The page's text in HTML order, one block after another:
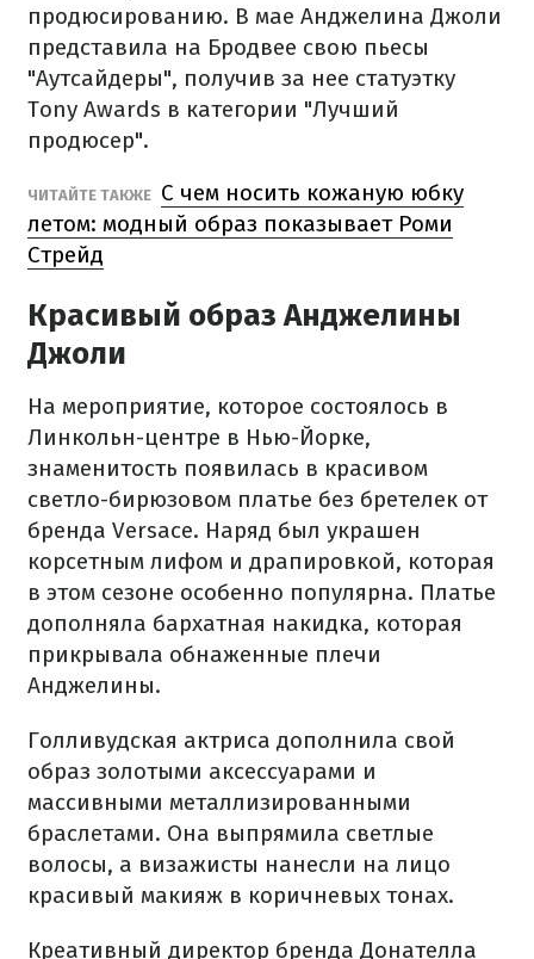
продюсированию. В мае Анджелина Джоли
представила на Бродвее свою пьесы
"Аутсайдеры", получив за нее статуэтку
Tony Awards в категории "Лучший
продюсер".
ЧИТАЙТЕ ТАКЖЕ С чем носить кожаную юбку
летом: модный образ показывает Роми
Стрейд
Красивый образ Анджелины
Джоли
На мероприятие, которое состоялось в
Линкольн-центре в Нью-Йорке,
знаменитость появилась в красивом
светло-бирюзовом платье без бретелек от
бренда Versace. Наряд был украшен
корсетным лифом и драпировкой, которая
в этом сезоне особенно популярна. Платье
дополняла бархатная накидка, которая
прикрывала обнаженные плечи
Анджелины.
Голливудская актриса дополнила свой
образ золотыми аксессуарами и
массивными металлизированными
браслетами. Она выпрямила светлые
волосы, а визажисты нанесли на лицо
красивый макияж в коричневых тонах.
Креативный директор бренда Донателла